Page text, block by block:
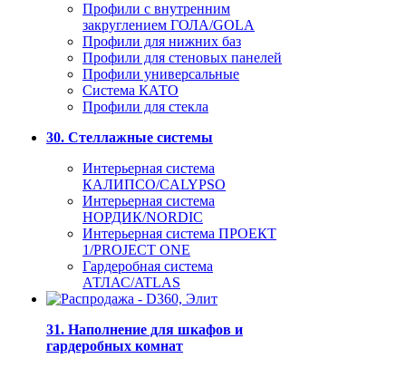
Профили с внутренним
закруглением ГОЛА/GOLA
Профили для нижних баз
Профили для стеновых панелей
Профили универсальные
Система КАТО
Профили для стекла
30. Стеллажные системы
Интерьерная система
КАЛИПСО/CALYPSO
Интерьерная система
НОРДИК/NORDIC
Интерьерная система ПРОЕКТ
1/PROJECT ONE
Гардеробная система
АТЛАС/ATLAS
31. Наполнение для шкафов и
гардеробных комнат